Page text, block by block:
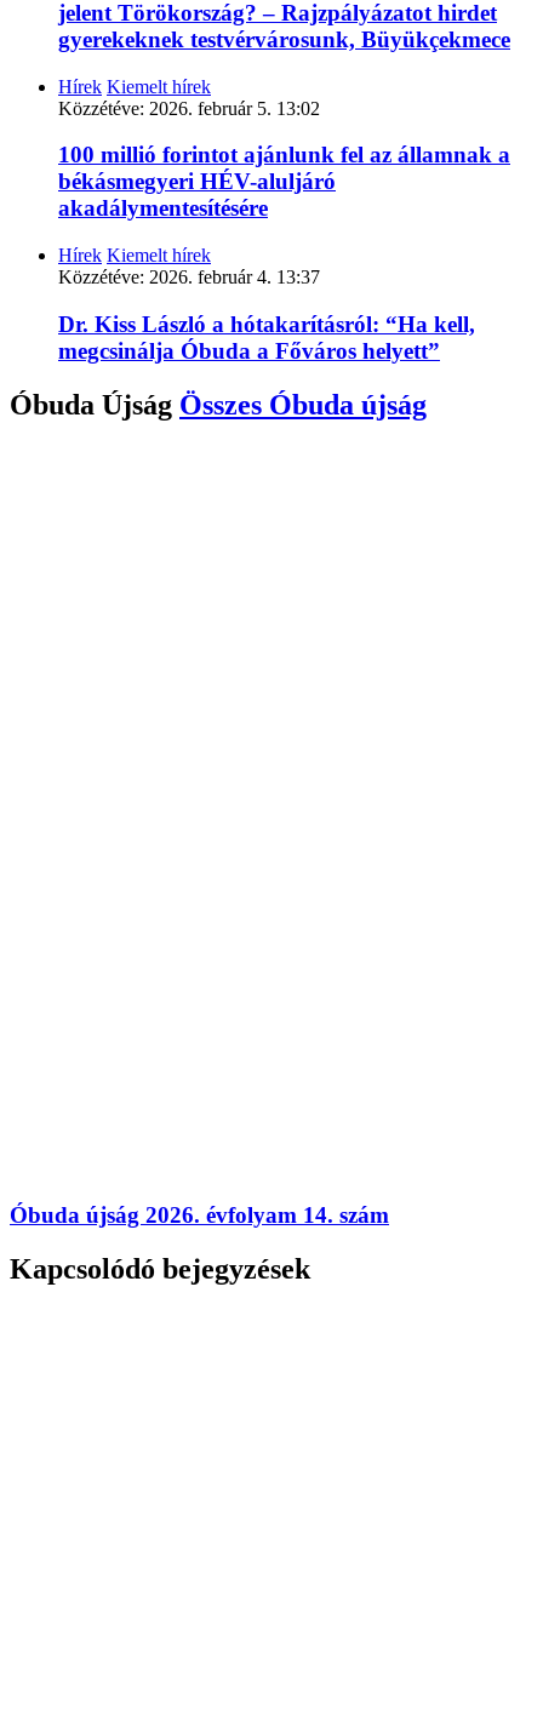
jelent Törökország? – Rajzpályázatot hirdet
gyerekeknek testvérvárosunk, Büyükçekmece
Hírek Kiemelt hírek
Közzétéve: 2026. február 5. 13:02
100 millió forintot ajánlunk fel az államnak a
békásmegyeri HÉV-aluljáró
akadálymentesítésére
Hírek Kiemelt hírek
Közzétéve: 2026. február 4. 13:37
Dr. Kiss László a hótakarításról: “Ha kell,
megcsinálja Óbuda a Főváros helyett”
Óbuda Újság Összes Óbuda újság
Óbuda újság 2026. évfolyam 14. szám
Kapcsolódó bejegyzések